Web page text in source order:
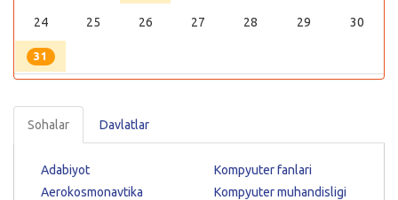
24 25 26 27 28 29 30
31
Sohalar Davlatlar
Adabiyot
Aerokosmonavtika
Kompyuter fanlari
Kompyuter muhandisligi